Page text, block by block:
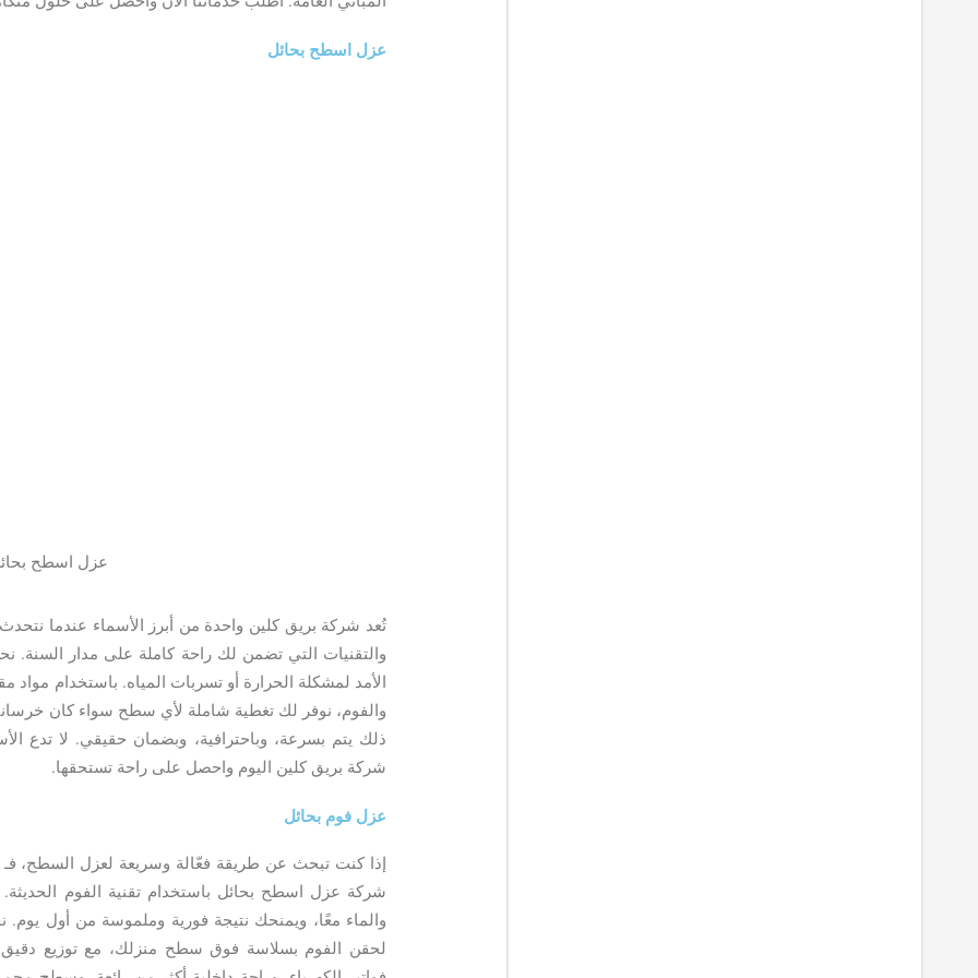
عزل اسطح بحائل
عزل اسطح
تُعد شركة بريق كلين واحدة من أبرز الأسماء عندما
والتقنيات التي تضمن لك راحة كاملة على مدار
الأمد لمشكلة الحرارة أو تسربات المياه. باستخدام مواد
والفوم، نوفر لك تغطية شاملة لأي سطح سواء كان
ذلك يتم بسرعة، وباحترافية، وبضمان حقيقي. لا تدع
شركة بريق كلين اليوم واحصل على راحة تستحقها.
عزل فوم بحائل
إذا كنت تبحث عن طريقة فعّالة وسريعة لعزل السطح،
شركة عزل اسطح بحائل باستخدام تقنية الفوم الحديثة.
والماء معًا، ويمنحك نتيجة فورية وملموسة من أول
لحقن الفوم بسلاسة فوق سطح منزلك، مع توزيع دقيق